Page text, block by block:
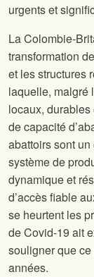
urgents et
La Colombie-
transformation
et les structures
laquelle, malgré
locaux,
de capacité
abattoirs sont
système de
dynamique et
d’accès fiable
se heurtent les
de Covid-19 ait
souligner que
années.